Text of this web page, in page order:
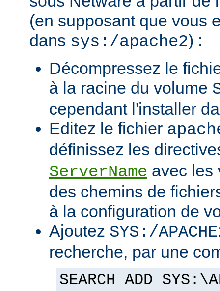
(en supposant que vous
dans sys:/apache2) :
Décompressez le
à la racine du volume
cependant l'installer
Editez le fichier
définissez les
ServerName avec les
des chemins de
à la configuration de
Ajoutez SYS:/
recherche, par une
SEARCH ADD